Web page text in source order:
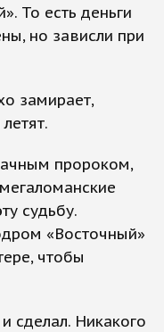
То есть деньги
но зависли при
замирает,
пророком,
судьбу.
«Восточный»
чтобы
сделал. Никакого